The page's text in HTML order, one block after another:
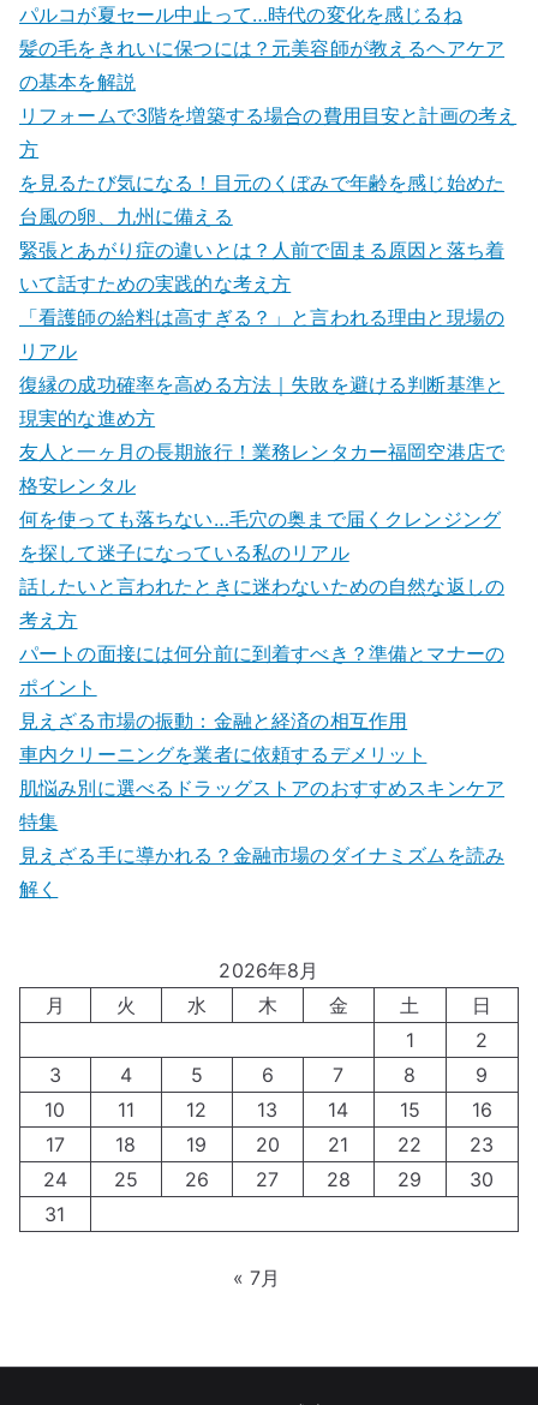
パルコが夏セール中止って…時代の変化を感じるね
髪の毛をきれいに保つには？元美容師が教えるヘアケア
の基本を解説
リフォームで3階を増築する場合の費用目安と計画の考え
方
を見るたび気になる！目元のくぼみで年齢を感じ始めた
台風の卵、九州に備える
緊張とあがり症の違いとは？人前で固まる原因と落ち着
いて話すための実践的な考え方
「看護師の給料は高すぎる？」と言われる理由と現場の
リアル
復縁の成功確率を高める方法｜失敗を避ける判断基準と
現実的な進め方
友人と一ヶ月の長期旅行！業務レンタカー福岡空港店で
格安レンタル
何を使っても落ちない…毛穴の奥まで届くクレンジング
を探して迷子になっている私のリアル
話したいと言われたときに迷わないための自然な返しの
考え方
パートの面接には何分前に到着すべき？準備とマナーの
ポイント
見えざる市場の振動：金融と経済の相互作用
車内クリーニングを業者に依頼するデメリット
肌悩み別に選べるドラッグストアのおすすめスキンケア
特集
見えざる手に導かれる？金融市場のダイナミズムを読み
解く
2026年8月
月
火 水 木 金 土
日
1
2
3
4 5 6 7 8
9
10
11 12 13 14 15
16
17
18 19 20 21 22
23
24
25 26 27 28 29
30
31
« 7月